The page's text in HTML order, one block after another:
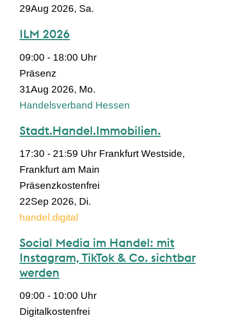
29Aug 2026, Sa.
ILM 2026
09:00 - 18:00 Uhr
Präsenz
31Aug 2026, Mo.
Handelsverband Hessen
Stadt.Handel.Immobilien.
17:30 - 21:59 Uhr Frankfurt Westside,
Frankfurt am Main
Präsenzkostenfrei
22Sep 2026, Di.
handel.digital
Social Media im Handel: mit
Instagram, TikTok & Co. sichtbar
werden
09:00 - 10:00 Uhr
Digital kostenfrei